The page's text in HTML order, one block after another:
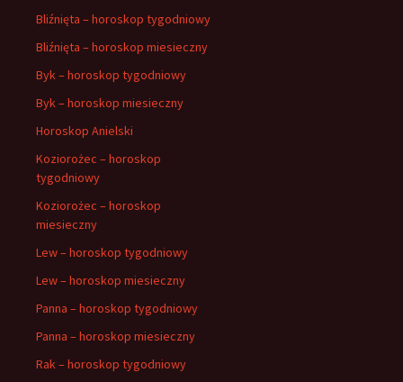
Bliźnięta – horoskop tygodniowy
Bliźnięta – horoskop miesieczny
Byk – horoskop tygodniowy
Byk – horoskop miesieczny
Horoskop Anielski
Koziorożec – horoskop
tygodniowy
Koziorożec – horoskop
miesieczny
Lew – horoskop tygodniowy
Lew – horoskop miesieczny
Panna – horoskop tygodniowy
Panna – horoskop miesieczny
Rak – horoskop tygodniowy